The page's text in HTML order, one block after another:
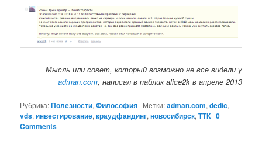
Мысль или совет, который возможно не все видели у
adman.com, написал в паблик alice2k в апреле 2013
Рубрика:Полезности,Философия | Метки:adman.com,dedic,
vds,инвестирование,краудфандинг,новосибирск,ТТК |0
Comments